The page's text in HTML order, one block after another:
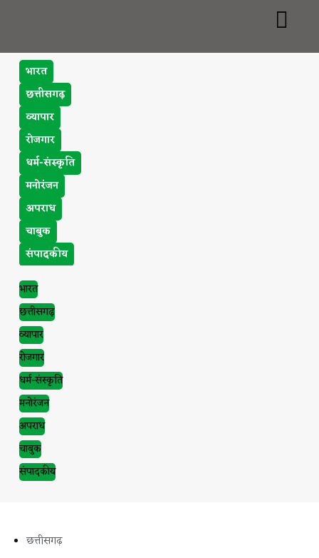
भारत
छत्तीसगढ़
व्यापार
रोजगार
धर्म-संस्कृति
मनोरंजन
अपराध
चाबुक
संपादकीय
भारत
छत्तीसगढ़
व्यापार
रोजगार
धर्म-संस्कृति
मनोरंजन
अपराध
चाबुक
संपादकीय
छत्तीसगढ़